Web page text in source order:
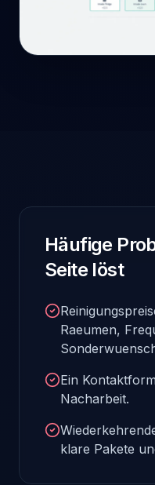
Häufige
Seite löst
Raeumen,
Ein
Nacharbeit.
klare Pakete